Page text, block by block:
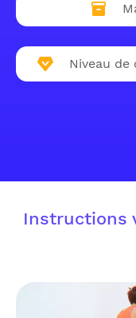
Niveau de
Instructions